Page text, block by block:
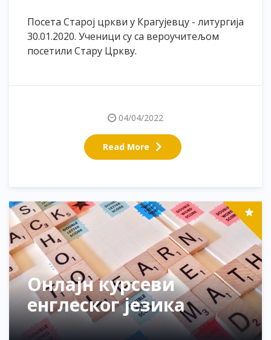
Посета Старој цркви у Крагујевцу - литургија
30.01.2020. Ученици су са вероучитељом
посетили Стару Цркву.
Read More
04/04/2022
Онлајн курсеви
енглеског језика